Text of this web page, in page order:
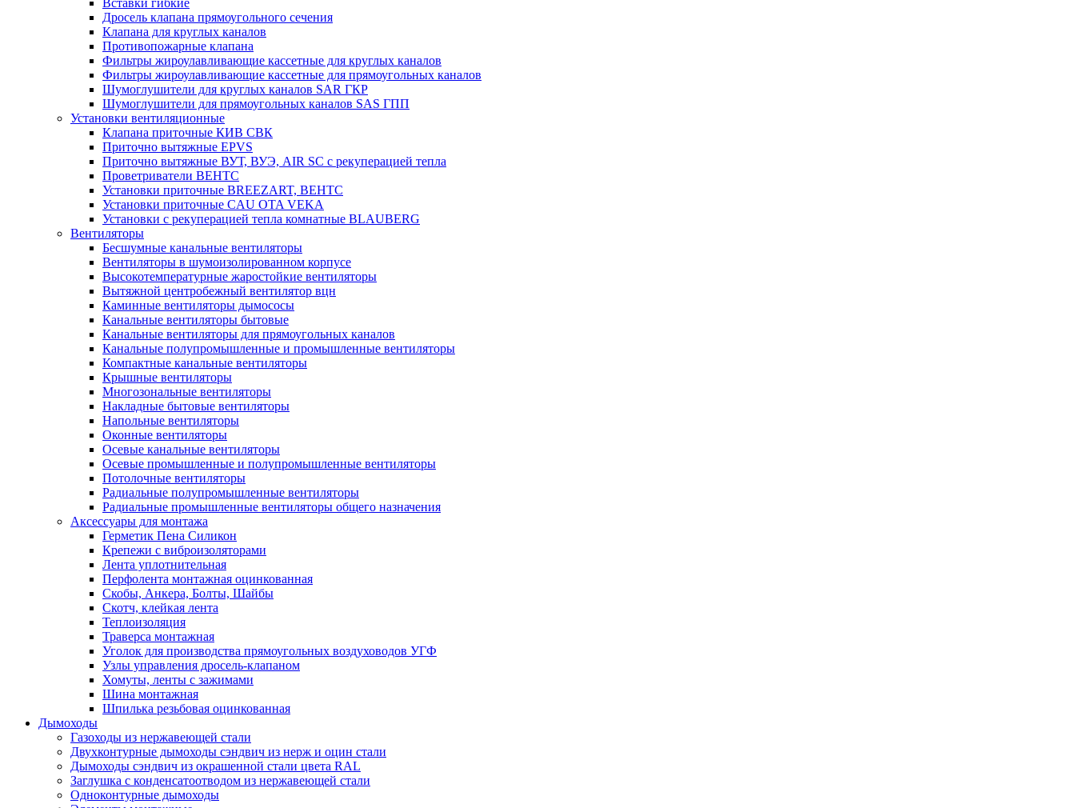
Вставки гибкие
Дросель клапана прямоугольного сечения
Клапана для круглых каналов
Противопожарные клапана
Фильтры жироулавливающие кассетные для круглых каналов
Фильтры жироулавливающие кассетные для прямоугольных каналов
Шумоглушители для круглых каналов SAR ГКР
Шумоглушители для прямоугольных каналов SAS ГПП
Установки вентиляционные
Клапана приточные КИВ СВК
Приточно вытяжные EPVS
Приточно вытяжные ВУТ, ВУЭ, AIR SC с рекуперацией тепла
Проветриватели ВЕНТС
Установки приточные BREEZART, ВЕНТС
Установки приточные CAU OTA VEKA
Установки с рекуперацией тепла комнатные BLAUBERG
Вентиляторы
Бесшумные канальные вентиляторы
Вентиляторы в шумоизолированном корпусе
Высокотемпературные жаростойкие вентиляторы
Вытяжной центробежный вентилятор вцн
Каминные вентиляторы дымососы
Канальные вентиляторы бытовые
Канальные вентиляторы для прямоугольных каналов
Канальные полупромышленные и промышленные вентиляторы
Компактные канальные вентиляторы
Крышные вентиляторы
Многозональные вентиляторы
Накладные бытовые вентиляторы
Напольные вентиляторы
Оконные вентиляторы
Осевые канальные вентиляторы
Осевые промышленные и полупромышленные вентиляторы
Потолочные вентиляторы
Радиальные полупромышленные вентиляторы
Радиальные промышленные вентиляторы общего назначения
Аксессуары для монтажа
Герметик Пена Силикон
Крепежи с виброизоляторами
Лента уплотнительная
Перфолента монтажная оцинкованная
Скобы, Анкера, Болты, Шайбы
Скотч, клейкая лента
Теплоизоляция
Траверса монтажная
Уголок для производства прямоугольных воздуховодов УГФ
Узлы управления дросель-клапаном
Хомуты, ленты с зажимами
Шина монтажная
Шпилька резьбовая оцинкованная
Дымоходы
Газоходы из нержавеющей стали
Двухконтурные дымоходы сэндвич из нерж и оцин стали
Дымоходы сэндвич из окрашенной стали цвета RAL
Заглушка с конденсатоотводом из нержавеющей стали
Одноконтурные дымоходы